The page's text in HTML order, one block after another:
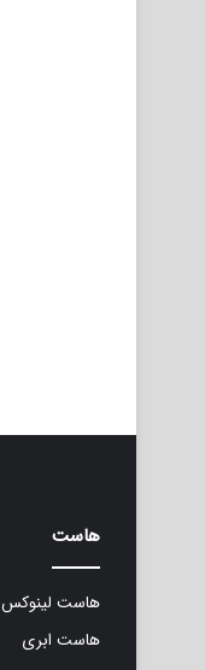
هاست
هاست لینوکس
هاست ابری